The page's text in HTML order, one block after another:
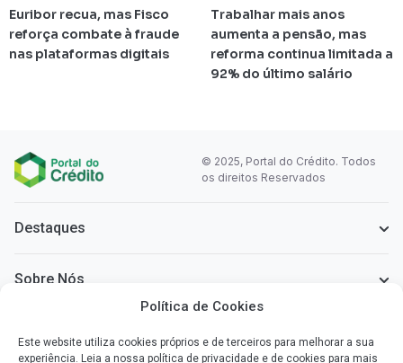
Política de Cookies
Este website utiliza cookies próprios e de terceiros para melhorar a sua
experiência. Leia a nossa política de privacidade e de cookies para mais
Euribor recua, mas Fisco
reforça combate à fraude
nas plataformas digitais
Trabalhar mais anos
aumenta a pensão, mas
reforma continua limitada a
92% do último salário
© 2025, Portal do Crédito. Todos
os direitos Reservados
Destaques
Sobre Nós